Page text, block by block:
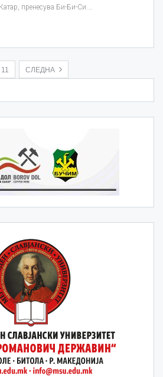
Катар, пренесува Би-Би-Си.…
11 СЛЕДНА